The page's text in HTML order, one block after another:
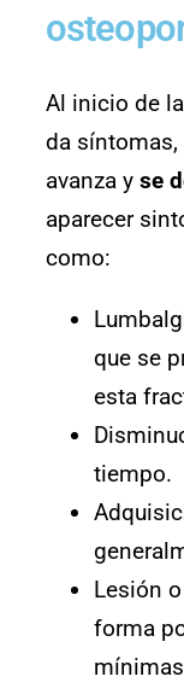
Al inicio de
da síntomas,
avanza y se
aparecer
como:
que se
esta
tiempo.
Lesión
forma